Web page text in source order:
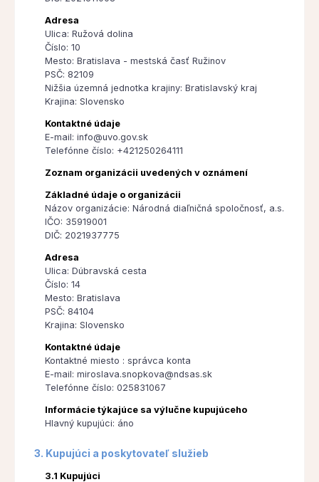
Adresa
Ulica: Ružová dolina
Číslo: 10
Mesto: Bratislava - mestská časť Ružinov
PSČ: 82109
Nižšia územná jednotka krajiny: Bratislavský kraj
Krajina: Slovensko
Kontaktné údaje
E-mail: info@uvo.gov.sk
Telefónne číslo: +421250264111
Zoznam organizácii uvedených v oznámení
Základné údaje o organizácii
Názov organizácie: Národná diaľničná spoločnosť, a.s.
IČO: 35919001
DIČ: 2021937775
Adresa
Ulica: Dúbravská cesta
Číslo: 14
Mesto: Bratislava
PSČ: 84104
Krajina: Slovensko
Kontaktné údaje
Kontaktné miesto : správca konta
E-mail: miroslava.snopkova@ndsas.sk
Telefónne číslo: 025831067
Informácie týkajúce sa výlučne kupujúceho
Hlavný kupujúci: áno
3. Kupujúci a poskytovateľ služieb
3.1 Kupujúci